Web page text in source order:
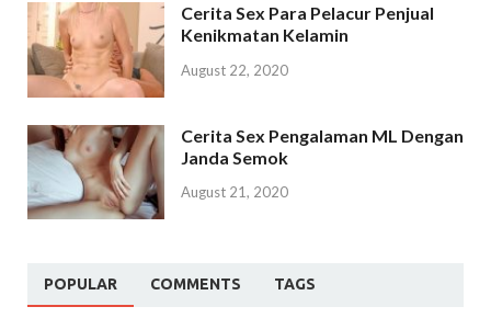
Cerita Sex Para Pelacur Penjual
Kenikmatan Kelamin
August 22, 2020
Cerita Sex Pengalaman ML Dengan
Janda Semok
August 21, 2020
POPULAR COMMENTS TAGS